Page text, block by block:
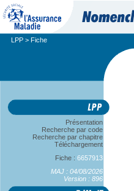
LPP > Fiche
Présentation
Recherche par code
Recherche par chapitre
Téléchargement
Fiche : 6657913
MAJ : 04/08/2026
Version : 896